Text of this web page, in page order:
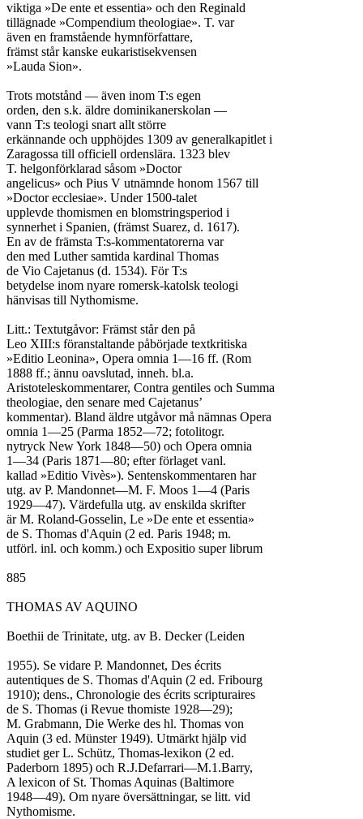
viktiga »De ente et essentia» och den Reginald
tillägnade »Compendium theologiae». T. var
även en framstående hymnförfattare,
främst står kanske eukaristisekvensen
»Lauda Sion».
Trots motstånd — även inom T:s egen
orden, den s.k. äldre dominikanerskolan —
vann T:s teologi snart allt större
erkännande och upphöjdes 1309 av generalkapitlet i
Zaragossa till officiell ordenslära. 1323 blev
T. helgonförklarad såsom »Doctor
angelicus» och Pius V utnämnde honom 1567 till
»Doctor ecclesiae». Under 1500-talet
upplevde thomismen en blomstringsperiod i
synnerhet i Spanien, (främst Suarez, d. 1617).
En av de främsta T:s-kommentatorerna var
den med Luther samtida kardinal Thomas
de Vio Cajetanus (d. 1534). För T:s
betydelse inom nyare romersk-katolsk teologi
hänvisas till Nythomisme.
Litt.: Textutgåvor: Främst står den på
Leo XIII:s föranstaltande påbörjade textkritiska
»Editio Leonina», Opera omnia 1—16 ff. (Rom
1888 ff.; ännu oavslutad, inneh. bl.a.
Aristoteleskommentarer, Contra gentiles och Summa
theologiae, den senare med Cajetanus’
kommentar). Bland äldre utgåvor må nämnas Opera
omnia 1—25 (Parma 1852—72; fotolitogr.
nytryck New York 1848—50) och Opera omnia
1—34 (Paris 1871—80; efter förlaget vanl.
kallad »Editio Vivès»). Sentenskommentaren har
utg. av P. Mandonnet—M. F. Moos 1—4 (Paris
1929—47). Värdefulla utg. av enskilda skrifter
är M. Roland-Gosselin, Le »De ente et essentia»
de S. Thomas d'Aquin (2 ed. Paris 1948; m.
utförl. inl. och komm.) och Expositio super librum
885
THOMAS AV AQUINO
Boethii de Trinitate, utg. av B. Decker (Leiden
1955). Se vidare P. Mandonnet, Des écrits
autentiques de S. Thomas d'Aquin (2 ed. Fribourg
1910); dens., Chronologie des écrits scripturaires
de S. Thomas (i Revue thomiste 1928—29);
M. Grabmann, Die Werke des hl. Thomas von
Aquin (3 ed. Münster 1949). Utmärkt hjälp vid
studiet ger L. Schütz, Thomas-lexikon (2 ed.
Paderborn 1895) och R.J.Defarrari—M.1.Barry,
A lexicon of St. Thomas Aquinas (Baltimore
1948—49). Om nyare översättningar, se litt. vid
Nythomisme.